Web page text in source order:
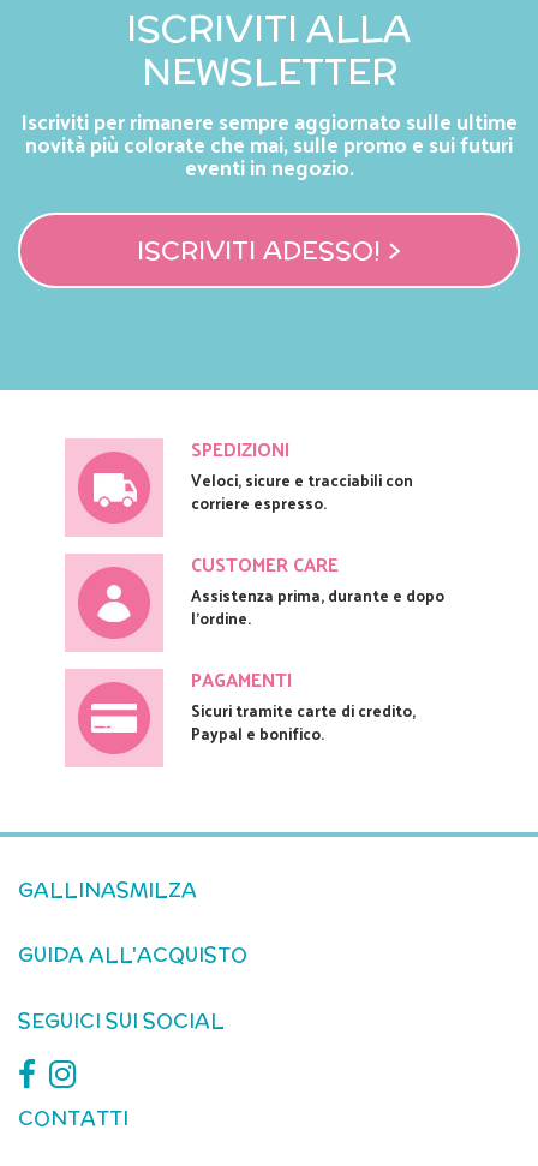
ISCRIVITI ALLA
NEWSLETTER
Iscriviti per rimanere sempre aggiornato sulle ultime
novità più colorate che mai, sulle promo e sui futuri
eventi in negozio.
ISCRIVITI ADESSO! >
SPEDIZIONI
Veloci, sicure e tracciabili con
corriere espresso.
CUSTOMER CARE
Assistenza prima, durante e dopo
l'ordine.
PAGAMENTI
Sicuri tramite carte di credito,
Paypal e bonifico.
GALLINASMILZA
GUIDA ALL'ACQUISTO
SEGUICI SUI SOCIAL
CONTATTI